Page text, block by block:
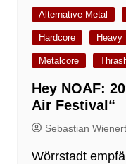
Alternative Metal
Hardcore Heavy
Metalcore
Hey NOAF:
Air Festival“
Sebastian Wienert
Wörrstadt